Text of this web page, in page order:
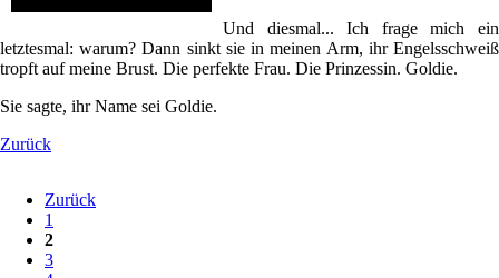
Und diesmal... Ich frage mich ein
letztesmal: warum? Dann sinkt sie in meinen Arm, ihr Engelsschweiß
tropft auf meine Brust. Die perfekte Frau. Die Prinzessin. Goldie.
Sie sagte, ihr Name sei Goldie.
Zurück
Zurück
1
2
3